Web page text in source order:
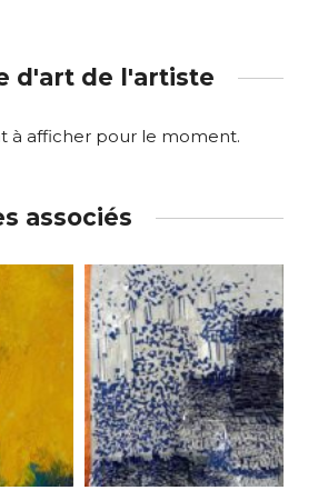
d'art de l'artiste
à afficher pour le moment.
associés